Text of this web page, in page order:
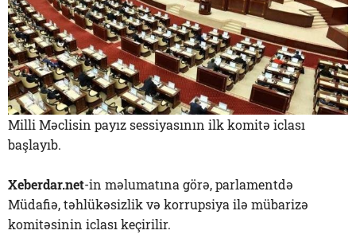
Milli Məclisin payız sessiyasının ilk komitə iclası
başlayıb.
Xeberdar.net-in məlumatına görə, parlamentdə
Müdafiə, təhlükəsizlik və korrupsiya ilə mübarizə
komitəsinin iclası keçirilir.